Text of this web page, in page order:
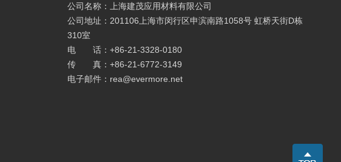
公司名称：上海建茂应用材料有限公司
公司地址：201106上海市闵行区申滨南路1058号 虹桥天街D栋
310室
电 话： +86-21-3328-0180
传 真：+86-21-6772-3149
电子邮件： rea@evermore.net